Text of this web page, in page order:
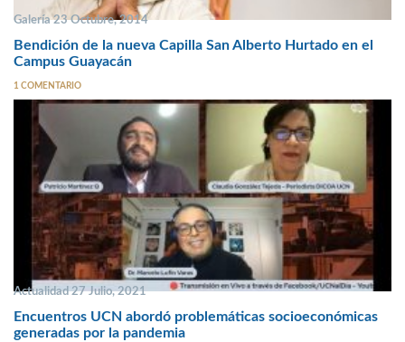
Galería 23 Octubre, 2014
Bendición de la nueva Capilla San Alberto Hurtado en el
Campus Guayacán
1 COMENTARIO
Actualidad 27 Julio, 2021
Encuentros UCN abordó problemáticas socioeconómicas
generadas por la pandemia